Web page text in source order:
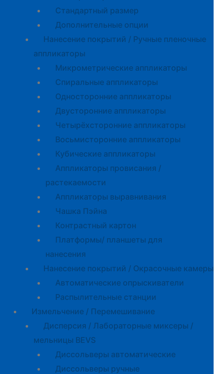
Стандартный размер
Дополнительные опции
Нанесение покрытий / Ручные пленочные
аппликаторы
Микрометрические аппликаторы
Спиральные аппликаторы
Односторонние аппликаторы
Двусторонние аппликаторы
Четырёхсторонние аппликаторы
Восьмисторонние аппликаторы
Кубические аппликаторы
Аппликаторы провисания /
растекаемости
Аппликаторы выравнивания
Чашка Пэйна
Контрастный картон
Платформы/ планшеты для
нанесения
Нанесение покрытий / Окрасочные камеры
Автоматические опрыскиватели
Распылительные станции
Измельчение / Перемешивание
Дисперсия / Лабораторные миксеры /
мельницы BEVS
Диссольверы автоматические
Диссольверы ручные